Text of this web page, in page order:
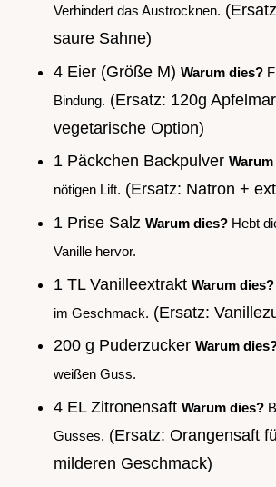
Verhindert das Austrocknen.
saure Sahne)
4 Eier (Größe M) Warum dies?
Bindung. (Ersatz: 120g
vegetarische Option)
1 Päckchen Backpulver
nötigen Lift. (Ersatz: Natron +
1 Prise Salz Warum dies? Hebt
Vanille hervor.
1 TL Vanilleextrakt Warum dies?
im Geschmack. (Ersatz:
200 g Puderzucker Warum
weißen Guss.
4 EL Zitronensaft Warum dies?
Gusses. (Ersatz: Orangensaft
milderen Geschmack)